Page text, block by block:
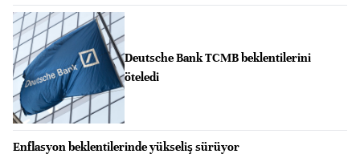
Deutsche Bank TCMB beklentilerini
öteledi
Enflasyon beklentilerinde yükseliş sürüyor